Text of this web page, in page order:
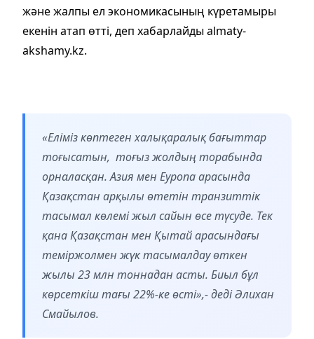
және жалпы ел экономикасының күретамыры
екенін атап өтті, деп хабарлайды аlmaty-
akshamy.kz.
«Еліміз көптеген халықаралық бағыттар
тоғысатын, тоғыз жолдың торабында
орналасқан. Азия мен Еуропа арасында
Қазақстан арқылы өтетін транзиттік
тасымал көлемі жыл сайын өсе түсуде. Тек
қана Қазақстан мен Қытай арасындағы
теміржолмен жүк тасымалдау өткен
жылы 23 млн тоннадан асты. Биыл бұл
көрсеткіш тағы 22%-ке өсті»,- деді Әлихан
Смайылов.